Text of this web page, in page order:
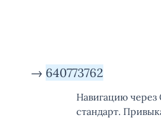
→ 640773762
Навигацию через
стандарт.